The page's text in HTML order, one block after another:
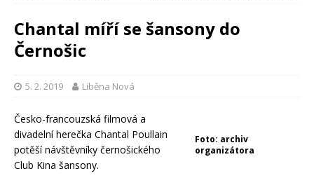
Chantal míří se šansony do
Černošic
5. 2. 2019 Liběna Nová
Foto: archiv
organizátora
Česko-francouzská filmová a
divadelní herečka Chantal Poullain
potěší návštěvníky černošického
Club Kina šansony.